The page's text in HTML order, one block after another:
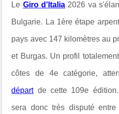
Le Giro d'Italia 2026 va
Bulgarie. La 1ère étape
pays avec 147 kilomètres au
et Burgas. Un profil
côtes de 4e catégorie,
départde cette 109e
sera donc très disputé